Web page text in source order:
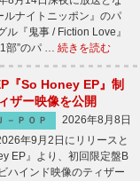
ルナイトニッポン』のパ
『鬼事 / Fiction Love』
部”のパ … 続きを読む
『So Honey EP』制
ザー映像を公開
Ｊ－ＰＯＰ
2026年8月8日
年9月2日にリリースと
EP』より、初回限定盤B
ハインド映像のティザー